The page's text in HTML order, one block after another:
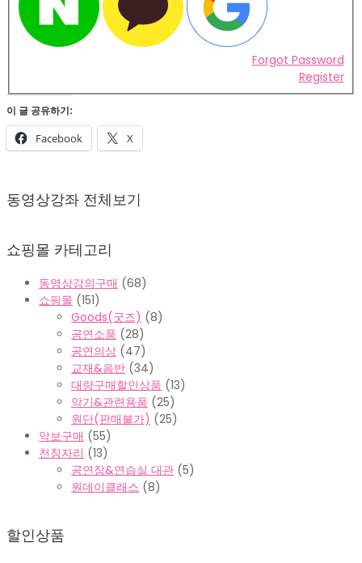
Forgot Password
Register
이 글 공유하기:
Facebook X
02-
동영상강좌 전체보기
쇼핑몰 카테고리
동영상강의구매 (68)
쇼핑몰 (151)
Goods(굿즈) (8)
공연소품 (28)
공연의상 (47)
교재&음반 (34)
대량구매할인상품 (13)
악기&관련용품 (25)
원단(판매불가) (25)
악보구매 (55)
천칭자리 (13)
공연장&연습실 대관 (5)
원데이클래스 (8)
할인상품